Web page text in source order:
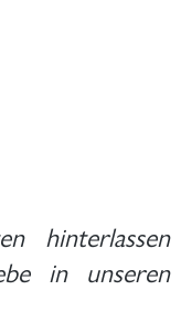
hinterlassen
in unseren